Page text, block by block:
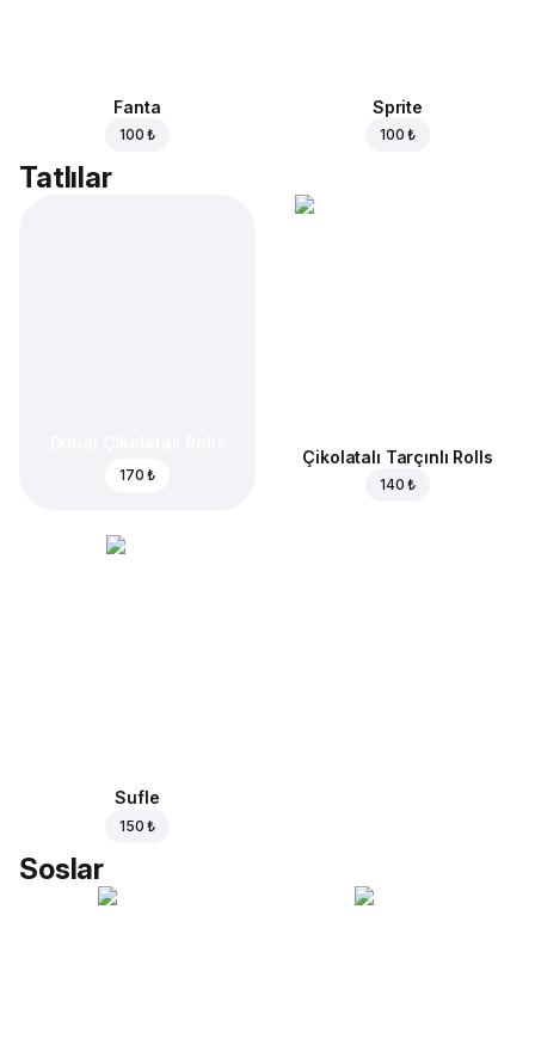
Fanta
100 ₺
Sprite
100 ₺
Tatlılar
170 ₺
Çikolatalı Tarçınlı Rolls
140 ₺
Sufle
150 ₺
Soslar